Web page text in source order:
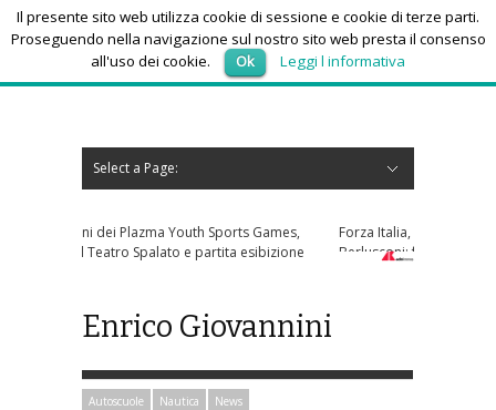
giovedì 6, Agosto 2026
Select a Page:
Games,
esibizione
Forza Italia, incontro tra Tajani e Marina
Berlusconi: faccia a faccia a fine mese
Enrico Giovannini
Autoscuole Nautica News
Il presente sito web utilizza cookie di sessione e cookie di terze parti.
Proseguendo nella navigazione sul nostro sito web presta il consenso
all'uso dei cookie.
Ok Leggi l informativa